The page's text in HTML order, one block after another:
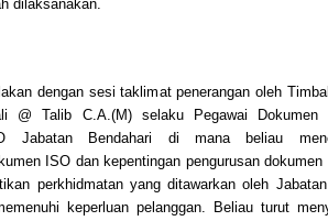
dilaksanakan.
dengan sesi taklimat penerangan oleh
@ Talib C.A.(M) selaku Pegawai Dokumen
Jabatan Bendahari di mana beliau
ISO dan kepentingan pengurusan
perkhidmatan yang ditawarkan oleh
keperluan pelanggan. Beliau turut